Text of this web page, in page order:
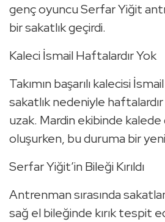
genç oyun­cu Ser­far Yiğit
bir sa­kat­lık ge­çir­di.
Ka­le­ci İsmail Haf­ta­lar­dır Yok
Ta­kı­mın ba­şa­rı­lı ka­le­ci­si
sa­kat­lık ne­de­niy­le
uzak. Mar­din eki­bin­de
olu­şur­ken, bu du­ru­ma bir
Ser­far Yiğit’in Bi­le­ği Kı­rıl­dı
Ant­ren­man sı­ra­sın­da
sağ el bi­le­ğin­de kırık tes­pit